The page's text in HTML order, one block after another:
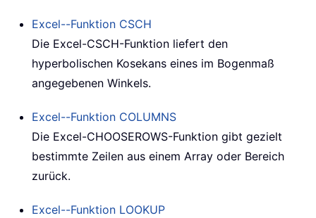
Excel--Funktion CSCH
Die Excel-CSCH-Funktion liefert den
hyperbolischen Kosekans eines im Bogenmaß
angegebenen Winkels.
Excel--Funktion COLUMNS
Die Excel-CHOOSEROWS-Funktion gibt gezielt
bestimmte Zeilen aus einem Array oder Bereich
zurück.
Excel--Funktion LOOKUP